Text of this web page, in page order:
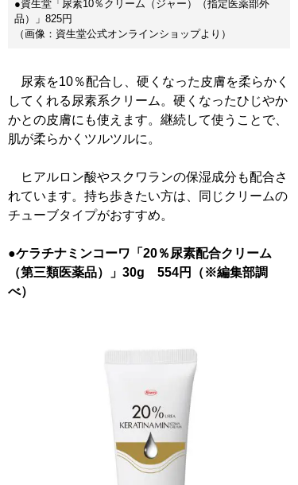
●資生堂「尿素10％クリーム（ジャー）（指定医薬部外
品）」825円
（画像：資生堂公式オンラインショップより）
尿素を10％配合し、硬くなった皮膚を柔らかく
してくれる尿素系クリーム。硬くなったひじやか
かとの皮膚にも使えます。継続して使うことで、
肌が柔らかくツルツルに。
ヒアルロン酸やスクワランの保湿成分も配合さ
れています。持ち歩きたい方は、同じクリームの
チューブタイプがおすすめ。
●ケラチナミンコーワ「20％尿素配合クリーム
（第三類医薬品）」30g 554円（※編集部調
べ）